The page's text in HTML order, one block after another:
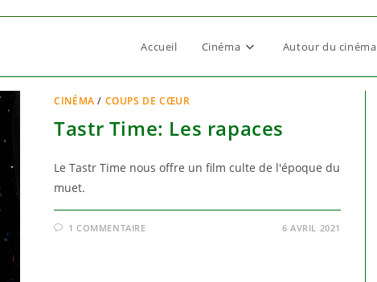
Accueil Cinéma Autour du cinéma
CINÉMA / COUPS DE CŒUR
Tastr Time: Les rapaces
Le Tastr Time nous offre un film culte de l'époque du
muet.
1 COMMENTAIRE 6 AVRIL 2021